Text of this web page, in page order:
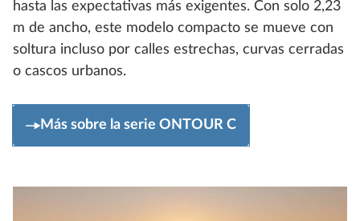
hasta las expectativas más exigentes. Con solo 2,23
m de ancho, este modelo compacto se mueve con
soltura incluso por calles estrechas, curvas cerradas
o cascos urbanos.
Más sobre la serie ONTOUR C